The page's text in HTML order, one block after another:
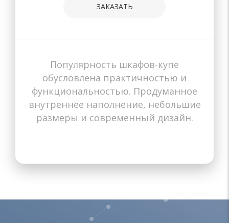
На балкон
Назначение
ЗАКАЗАТЬ
Популярность шкафов-купе
обусловлена практичностью и
функциональностью. Продуманное
внутреннее наполнение, небольшие
размеры и современный дизайн.
В спальню
Назначение
В коридор
Назначение
В гостиную
Назначение
В комнату
Назначение
В зал
Назначение
В детскую
Назначение
На балкон
Назначение
В прихожую
Назначение